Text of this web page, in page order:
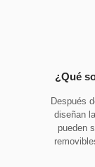
¿Qué
Después
diseñan
pueden